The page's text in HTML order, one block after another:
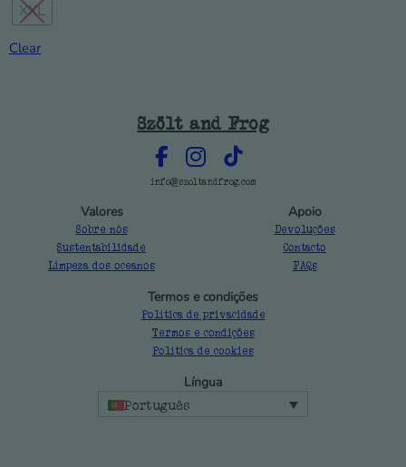
XXL
Clear
Szölt and Frog
info@szoltandfrog.com
Valores
Sobre nós
Sustentabilidade
Limpeza dos oceanos
Apoio
Devoluções
Contacto
FAQs
Termos e condições
Política de privacidade
Termos e condições
Política de cookies
Língua
Português